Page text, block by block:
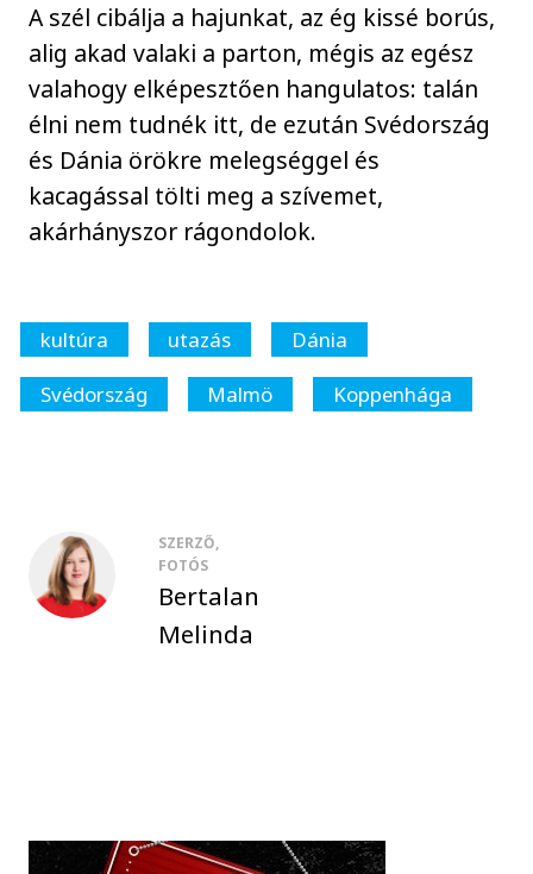
A szél cibálja a hajunkat, az ég kissé borús,
alig akad valaki a parton, mégis az egész
valahogy elképesztően hangulatos: talán
élni nem tudnék itt, de ezután Svédország
és Dánia örökre melegséggel és
kacagással tölti meg a szívemet,
akárhányszor rágondolok.
kultúra utazás
Dánia
Svédország
Malmö Koppenhága
SZERZŐ,
FOTÓS
Bertalan
Melinda